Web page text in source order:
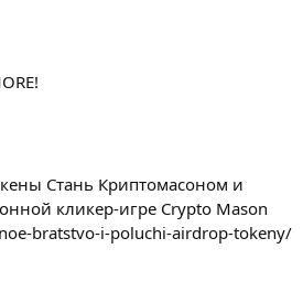
Стань Криптомасоном и
кликер-игре Crypto Mason
bratstvo-i-poluchi-airdrop-tokeny/